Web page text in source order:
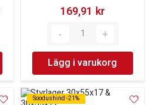
169,91 kr‎
Lägg i varukorg
Soodushind -21%
Soodushind -21%